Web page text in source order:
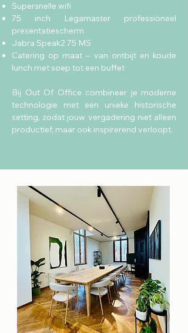
Supersnelle wifi
75 inch Legamaster professioneel
presentatiescherm
Jabra Speak2 75 MS
Catering op maat – van ontbijt en koude
lunch met soep tot een buffet
Bij Out Of Office combineer je moderne
technologie met een unieke historische
setting, zodat jouw vergadering niet alleen
productief, maar ook inspirerend verloopt.